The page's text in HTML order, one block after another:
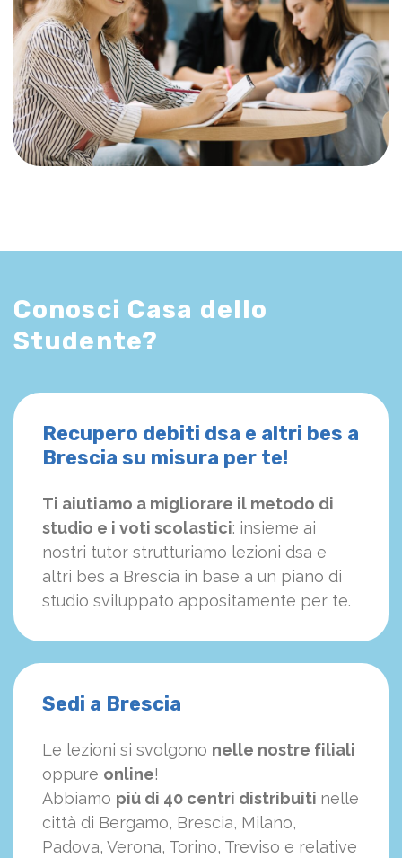
Conosci Casa dello
Studente?
Recupero debiti dsa e altri bes a
Brescia su misura per te!
Ti aiutiamo a migliorare il metodo di
studio e i voti scolastici: insieme ai
nostri tutor strutturiamo lezioni dsa e
altri bes a Brescia in base a un piano di
studio sviluppato appositamente per te.
Sedi a Brescia
Le lezioni si svolgono nelle nostre filiali
oppure online!
Abbiamo più di 40 centri distribuiti nelle
città di Bergamo, Brescia, Milano,
Padova, Verona, Torino, Treviso e relative